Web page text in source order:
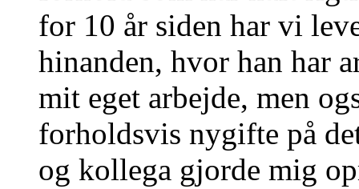
for 10 år siden har vi
hinanden, hvor han har
mit eget arbejde, men
forholdsvis nygifte på
og kollega gjorde mig